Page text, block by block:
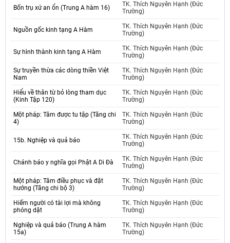
Bốn trụ xứ an ổn (Trung A hàm 16)
TK. Thích Nguyên Hạnh (Đức
Trường)
Nguồn gốc kinh tạng A Hàm
TK. Thích Nguyên Hạnh (Đức
Trường)
Sự hình thành kinh tạng A Hàm
TK. Thích Nguyên Hạnh (Đức
Trường)
Sự truyền thừa các dòng thiền Việt
Nam
TK. Thích Nguyên Hạnh (Đức
Trường)
Hiểu về thân từ bỏ lòng tham dục
(Kinh Tập 120)
TK. Thích Nguyên Hạnh (Đức
Trường)
Một pháp: Tâm được tu tập (Tăng chi
4)
TK. Thích Nguyên Hạnh (Đức
Trường)
15b. Nghiệp và quả báo
TK. Thích Nguyên Hạnh (Đức
Trường)
Chánh báo y nghĩa gọi Phật A Di Đà
TK. Thích Nguyên Hạnh (Đức
Trường)
Một pháp: Tâm điều phục và đặt
hướng (Tăng chi bộ 3)
TK. Thích Nguyên Hạnh (Đức
Trường)
Hiếm người có tài lợi mà không
phóng dật
TK. Thích Nguyên Hạnh (Đức
Trường)
Nghiệp và quả báo (Trung A hàm
15a)
TK. Thích Nguyên Hạnh (Đức
Trường)